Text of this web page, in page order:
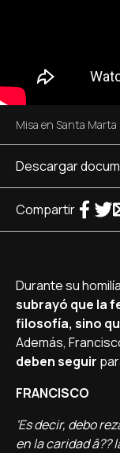
Misa en Santa Marta
Descargar
Compartir
Durante su
subrayó que la
filosofí­a, sino
Además,
deben seguir
FRANCISCO
'Es decir, debo
en la caridad â??